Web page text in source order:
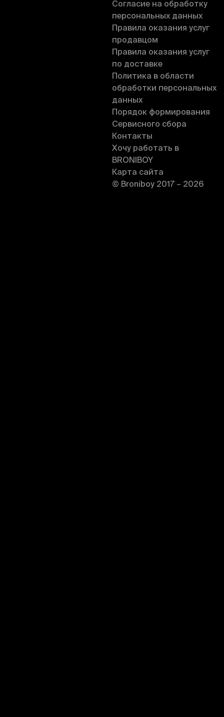
Согласие на обработку
персональных данных
Правила оказания услуг
продавцом
Правила оказания услуг
по доставке
Политика в области
обработки персональных
данных
Порядок формирования
Сервисного сбора
Контакты
Хочу работать в
BRONIBOY
Карта сайта
© Broniboy 2017 – 2026